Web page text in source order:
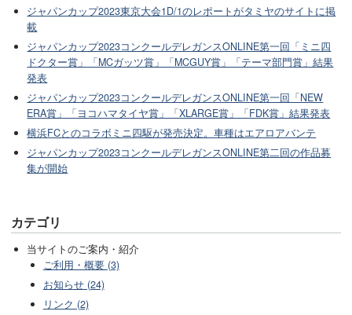
ジャパンカップ2023東京大会1D/1のレポートがタミヤのサイトに掲
載
ジャパンカップ2023コンクールデレガンスONLINE第一回「ミニ四
ドクター賞」「MCガッツ賞」「MCGUY賞」「テーマ部門賞」結果
発表
ジャパンカップ2023コンクールデレガンスONLINE第一回「NEW
ERA賞」「ヨコハマタイヤ賞」「XLARGE賞」「FDK賞」結果発表
横浜FCとのコラボミニ四駆が発売決定。車種はエアロアバンテ
ジャパンカップ2023コンクールデレガンスONLINE第二回の作品募
集が開始
カテゴリ
当サイトのご案内・紹介
ご利用・概要 (3)
お知らせ (24)
リンク (2)